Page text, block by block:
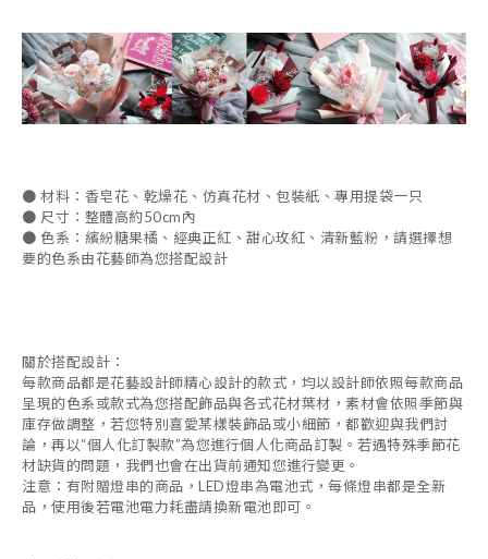
● 材料：香皂花、乾燥花、仿真花材、包裝紙、專用提袋一只
● 尺寸：整體高約50cm內
● 色系：繽紛糖果橘、經典正紅、甜心玫紅、清新藍粉，請選擇想
要的色系由花藝師為您搭配設計
關於搭配設計：
每款商品都是花藝設計師精心設計的款式，均以設計師依照每款商品
呈現的色系或款式為您搭配飾品與各式花材葉材，素材會依照季節與
庫存做調整，若您特別喜愛某樣裝飾品或小細節，都歡迎與我們討
論，再以“個人化訂製款”為您進行個人化商品訂製。若遇特殊季節花
材缺貨的問題，我們也會在出貨前通知您進行變更。
注意：有附贈燈串的商品， LED燈串為電池式，每條燈串都是全新
品，使用後若電池電力耗盡請換新電池即可。